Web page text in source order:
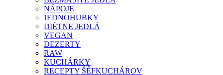
NÁPOJE
JEDNOHUBKY
DIÉTNE JEDLÁ
VEGAN
DEZERTY
RAW
KUCHÁRKY
RECEPTY ŠÉFKUCHÁROV